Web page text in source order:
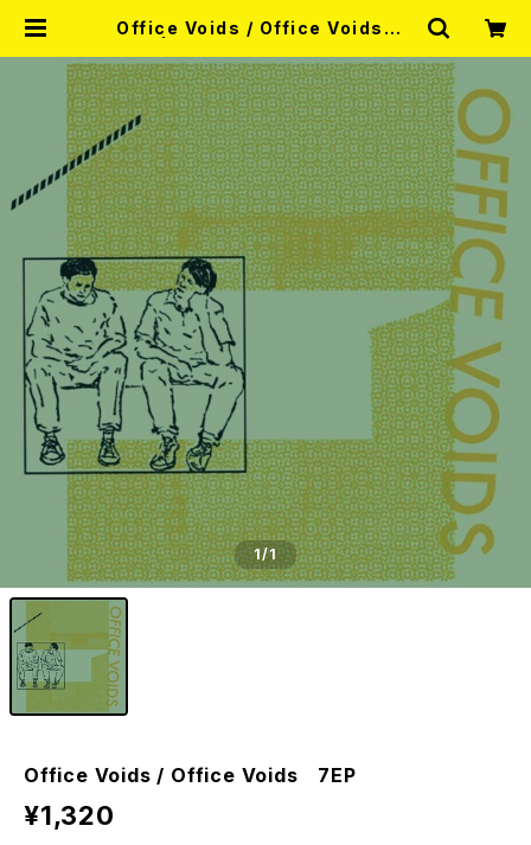
Office Voids / Office Voids 7
1/1
Office Voids / Office Voids 7EP
¥1,320